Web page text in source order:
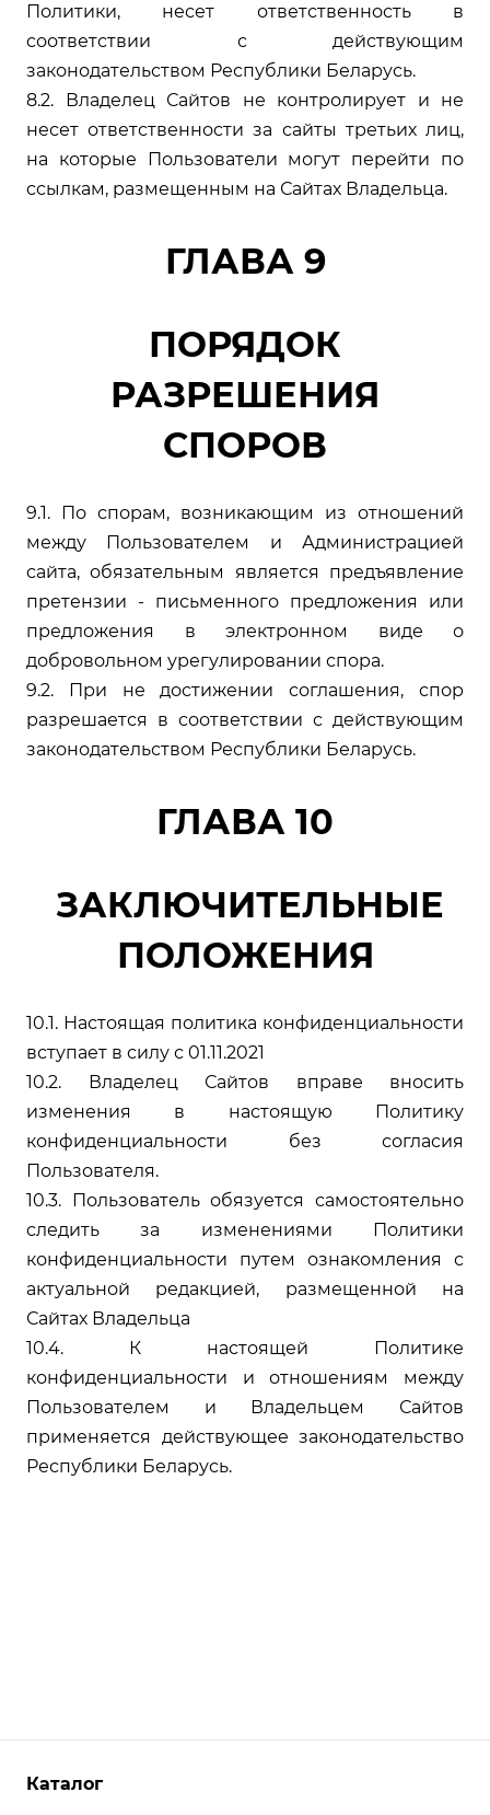
Политики, несет ответственность в
соответствии с действующим
законодательством Республики Беларусь.
8.2. Владелец Сайтов не контролирует и не
несет ответственности за сайты третьих лиц,
на которые Пользователи могут перейти по
ссылкам, размещенным на Сайтах Владельца.
ГЛАВА 9
ПОРЯДОК
РАЗРЕШЕНИЯ
СПОРОВ
9.1. По спорам, возникающим из отношений
между Пользователем и Администрацией
сайта, обязательным является предъявление
претензии - письменного предложения или
предложения в электронном виде о
добровольном урегулировании спора.
9.2. При не достижении соглашения, спор
разрешается в соответствии с действующим
законодательством Республики Беларусь.
ГЛАВА 10
ЗАКЛЮЧИТЕЛЬНЫЕ
ПОЛОЖЕНИЯ
10.1. Настоящая политика конфиденциальности
вступает в силу с 01.11.2021
10.2. Владелец Сайтов вправе вносить
изменения в настоящую Политику
конфиденциальности без согласия
Пользователя.
10.3. Пользователь обязуется самостоятельно
следить за изменениями Политики
конфиденциальности путем ознакомления с
актуальной редакцией, размещенной на
Сайтах Владельца
10.4. К настоящей Политике
конфиденциальности и отношениям между
Пользователем и Владельцем Сайтов
применяется действующее законодательство
Республики Беларусь.
Каталог